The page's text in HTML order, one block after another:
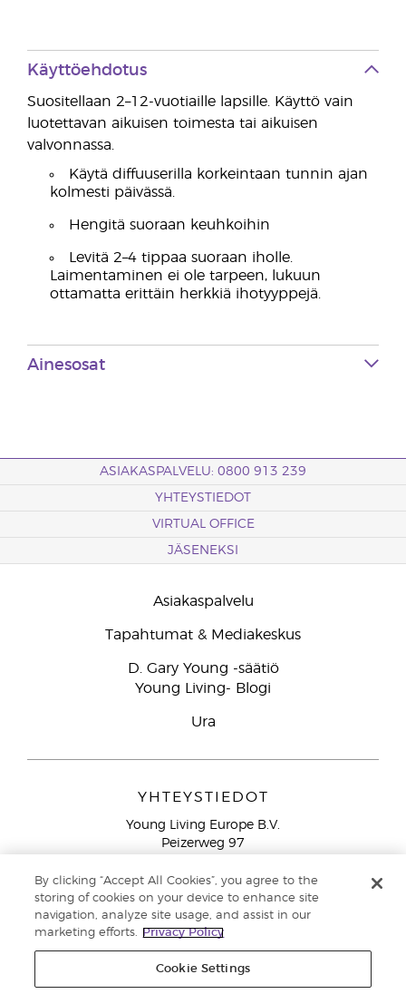
Käyttöehdotus
Suositellaan 2–12-vuotiaille lapsille. Käyttö vain
luotettavan aikuisen toimesta tai aikuisen
valvonnassa.
Käytä diffuuserilla korkeintaan tunnin ajan
kolmesti päivässä.
Hengitä suoraan keuhkoihin
Levitä 2–4 tippaa suoraan iholle.
Laimentaminen ei ole tarpeen, lukuun
ottamatta erittäin herkkiä ihotyyppejä.
Ainesosat
ASIAKASPALVELU: 0800 913 239
YHTEYSTIEDOT
VIRTUAL OFFICE
JÄSENEKSI
Asiakaspalvelu
Tapahtumat & Mediakeskus
D. Gary Young -säätiö
Young Living- Blogi
Ura
YHTEYSTIEDOT
Young Living Europe B.V.
Peizerweg 97
Netherlands
Ilmainen yhteydenotto lankanumeroista Suomesta
913 239
Email: asiakaspalvelu@youngliving.com
By clicking “Accept All Cookies”, you agree to the
storing of cookies on your device to enhance site
navigation, analyze site usage, and assist in our
marketing efforts.
Privacy Policy
Cookie Settings